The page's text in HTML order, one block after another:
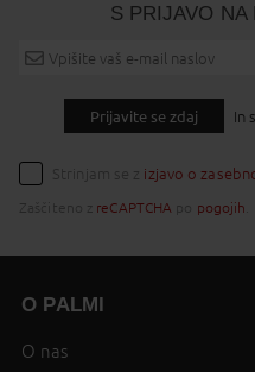
S PRIJAVO NA
Prijavite se zdaj In
Strinjam se z izjavo o
Zaščiteno z reCAPTCHA pogojih
O PALMI
O nas